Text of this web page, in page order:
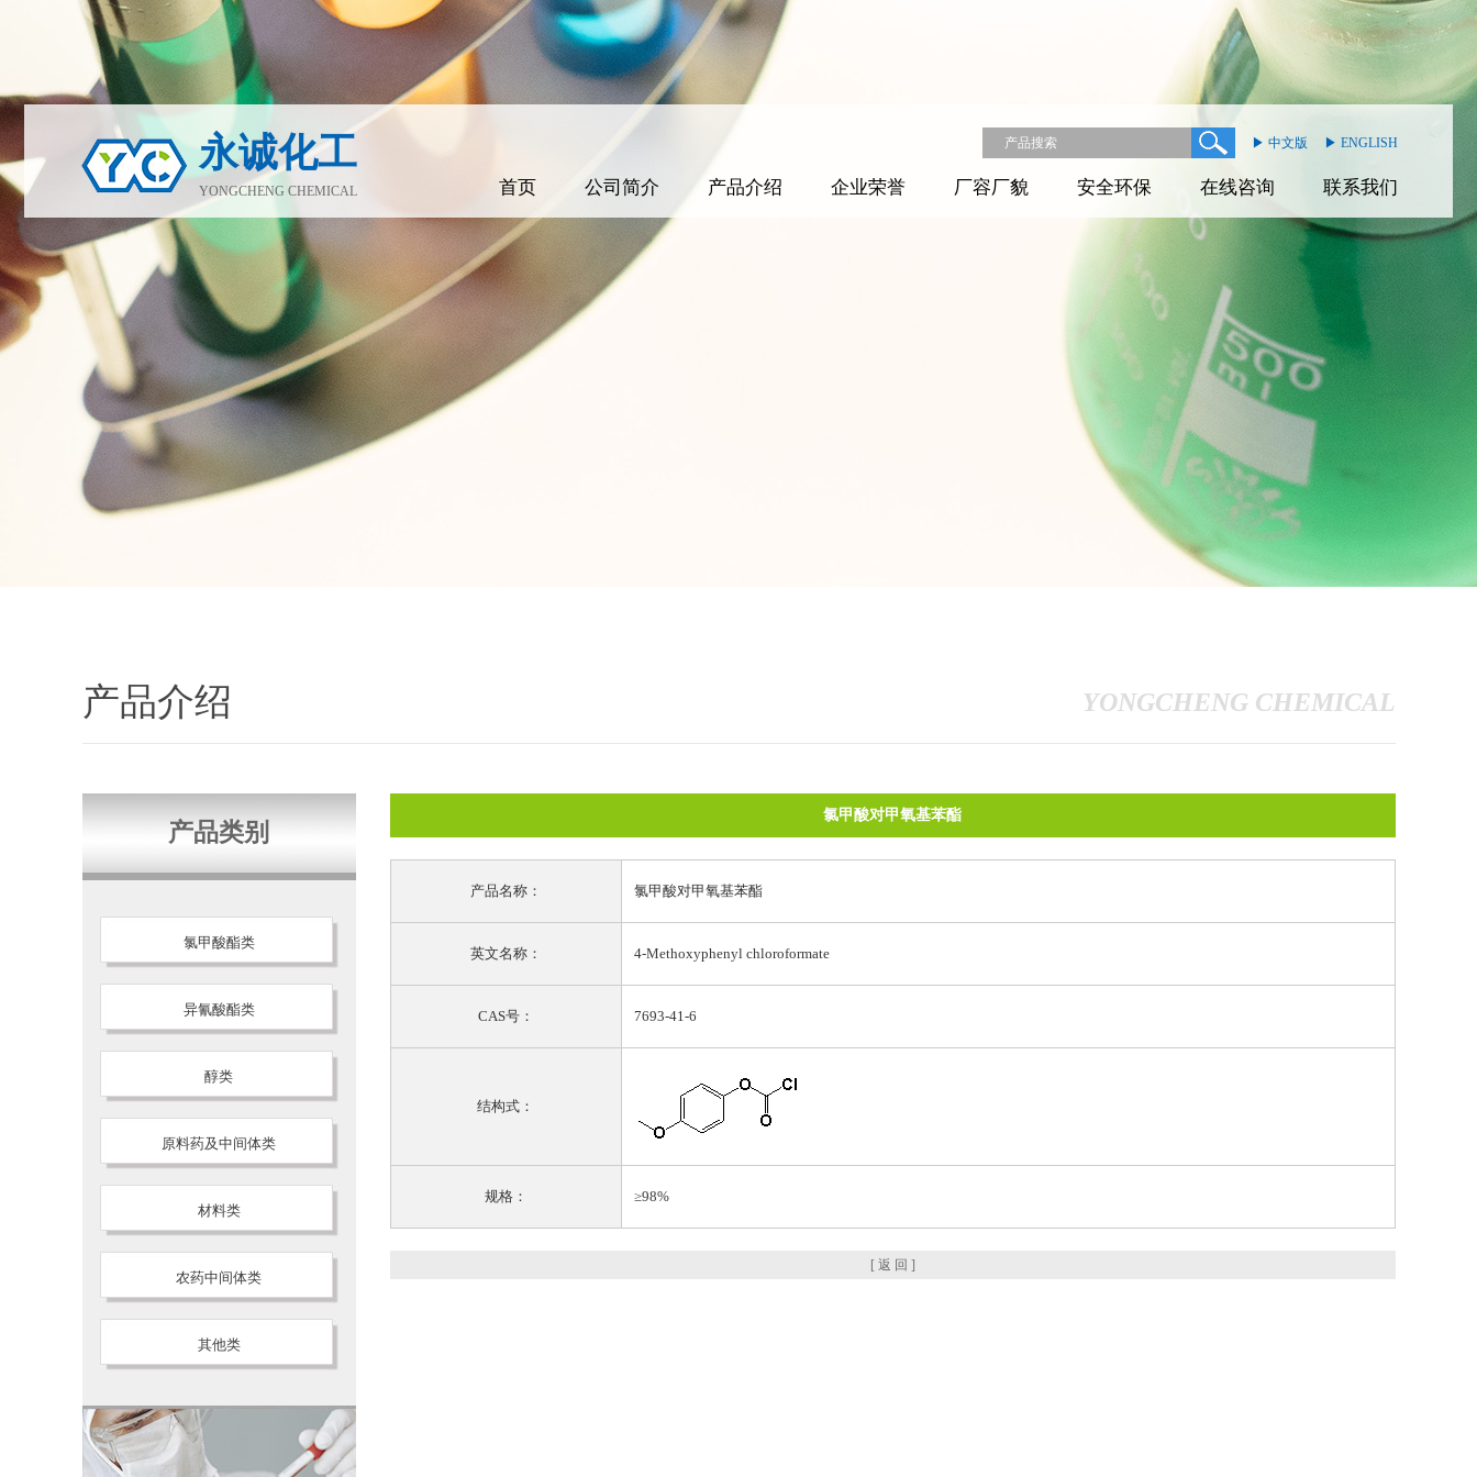
永诚化工
YONGCHENG CHEMICAL
▶ 中文版 ▶ ENGLISH
首页 公司简介 产品介绍 企业荣誉 厂容厂貌 安全环保 在线咨询 联系我们
产品介绍 YONGCHENG CHEMICAL
产品类别
氯甲酸酯类
异氰酸酯类
醇类
原料药及中间体类
材料类
农药中间体类
其他类
氯甲酸对甲氧基苯酯
产品名称： 氯甲酸对甲氧基苯酯
英文名称： 4-Methoxyphenyl chloroformate
CAS号： 7693-41-6
结构式：
规格： ≥98%
[ 返 回 ]